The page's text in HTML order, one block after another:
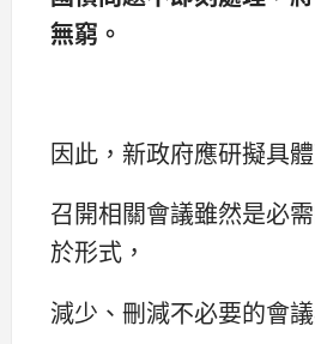
無窮。
因此，新政府應研擬具
召開相關會議雖然是必
於形式，
減少、刪減不必要的會